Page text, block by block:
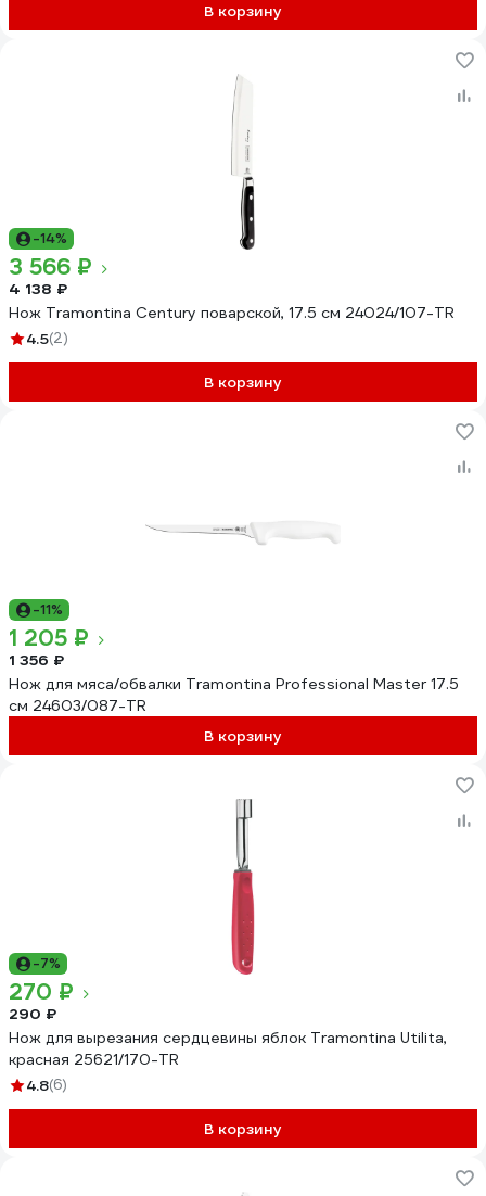
В корзину
-14%
3 566 ₽
4 138 ₽
Нож Tramontina Century поварской, 17.5 см 24024/107-TR
4.5(2)
В корзину
-11%
1 205 ₽
1 356 ₽
Нож для мяса/обвалки Tramontina Professional Master 17.5
см 24603/087-TR
В корзину
-7%
270 ₽
290 ₽
Нож для вырезания сердцевины яблок Tramontina Utilita,
красная 25621/170-TR
4.8(6)
В корзину